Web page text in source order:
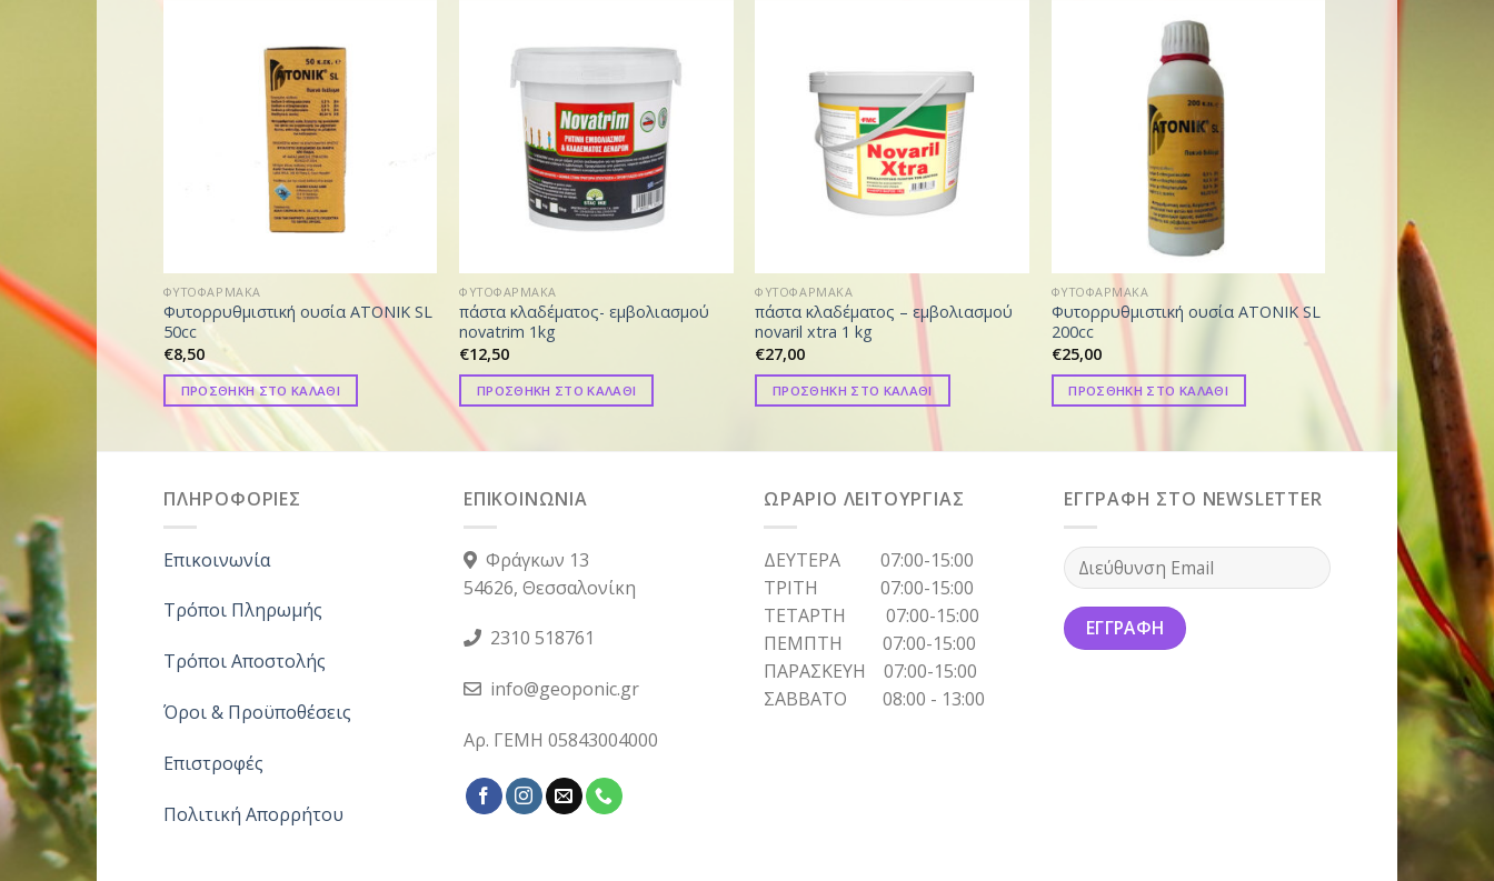
ΦΥΤΟΦΑΡΜΑΚΑ
Φυτορρυθμιστική ουσία ATONIK SL
50cc
€8,50
ΠΡΟΣΘΗΚΗ ΣΤΟ ΚΑΛΑΘΙ
ΦΥΤΟΦΑΡΜΑΚΑ
πάστα κλαδέματος- εμβολιασμού
novatrim 1kg
€12,50
ΠΡΟΣΘΗΚΗ ΣΤΟ ΚΑΛΑΘΙ
ΦΥΤΟΦΑΡΜΑΚΑ
πάστα κλαδέματος – εμβολιασμού
novaril xtra 1 kg
€27,00
ΠΡΟΣΘΗΚΗ ΣΤΟ ΚΑΛΑΘΙ
ΦΥΤΟΦΑΡΜΑΚΑ
Φυτορρυθμιστική ουσία ATONIK SL
200cc
€25,00
ΠΡΟΣΘΗΚΗ ΣΤΟ ΚΑΛΑΘΙ
ΦΥΤΟΦΑΡΜΑΚΑ
Πάστα
novaril xtra 500 gr
ΠΡΟΣΘΗΚΗ ΣΤΟ
ΠΛΗΡΟΦΟΡΙΕΣ
Επικοινωνία
Τρόποι Πληρωμής
Τρόποι Αποστολής
Όροι & Προϋποθέσεις
Επιστροφές
Πολιτική Απορρήτου
ΕΠΙΚΟΙΝΩΝΙΑ
Φράγκων 13
54626, Θεσσαλονίκη
2310 518761
info@geoponic.gr
Αρ. ΓΕΜΗ 05843004000
ΩΡΑΡΙΟ ΛΕΙΤΟΥΡΓΙΑΣ
ΔΕΥΤΕΡΑ 07:00-15:00
ΤΡΙΤΗ 07:00-15:00
ΤΕΤΑΡΤΗ 07:00-15:00
ΠΕΜΠΤΗ 07:00-15:00
ΠΑΡΑΣΚΕΥΗ 07:00-15:00
ΣΑΒΒΑΤΟ 08:00 - 13:00
ΕΓΓΡΑΦΗ ΣΤΟ NEWSLETTER